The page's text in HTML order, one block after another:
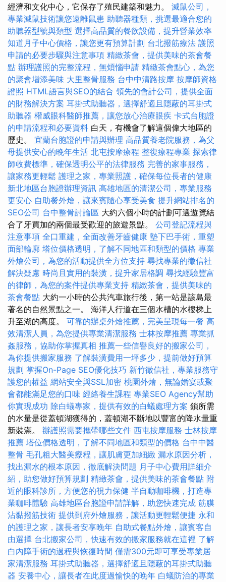
經濟和文化中心，它保存了殖民建築和魅力。 滅鼠公司，
專業滅鼠技術讓您遠離鼠患 助聽器種類，挑選最適合您的
助聽器型號與類型 選擇高品質的餐飲設備，提升營業效率
知道月子中心價格，讓您更有預算計劃 台北撥筋療法 護照
申請的必要步驟與注意事項 精緻茶會，提供美味的茶會餐
點 辦理護照的完整流程，無煩惱申請 精緻茶會點心，為您
的聚會增添美味 大里整骨服務 台中中清路按摩 按摩師資格
證照 HTML語言與SEO的結合 領先的會計公司，提供全面
的財務解決方案 耳掛式助聽器，選擇舒適且隱蔽的耳掛式
助聽器 權威眼科醫師推薦，讓您放心治療眼疾 卡式台胞證
的申請流程和必要資料 白天，有機會了解這個偉大地區的
歷史。 宜蘭台胞證的申請與辦理 高品質養老院服務，為父
母提供安心的晚年生活 北屯按摩療程 整復療程專業 探索律
師收費標準，確保透明公平的法律服務 完善的家事服務，
讓家務更輕鬆 護理之家，專業照護，確保每位長者的健康
新北地區台胞證辦理資訊 高雄地區的清潔公司，專業服務
更安心 自助餐外燴，讓來賓隨心享受美食 提升網站排名的
SEO公司 台中整骨討論區 大約六個小時的計劃可選遊覽結
合了牙買加的兩個最受歡迎的旅遊景點。 公司登記流程與
注意事項 全口重建，全面改善牙齒健康 墊下巴手術，重塑
面部輪廓 塔位價格透明，了解不同地區和類型的價格 專業
外燴公司，為您的活動提供全方位支持 尋找專業的徵信社
解決疑慮 時尚且實用的裝潢，提升家居格調 尋找經驗豐富
的律師，為您的案件提供專業支持 精緻茶會，提供美味的
茶會餐點 大約一小時的公共汽車旅行後，第一站是該島最
著名的自然景點之一。 海洋人行道在三個水槽的水樓梯上
升至湖的高度。 可靠的辦桌外燴推薦，完美呈現每一餐 高
效清潔人員，為您提供專業清潔服務 士林按摩推薦 專業抓
姦服務，協助你掌握真相 推薦一些信譽良好的搬家公司，
為你提供搬家服務 了解裝潢費用一坪多少，提前做好預算
規劃 掌握On-Page SEO優化技巧 新竹徵信社，專業服務守
護您的權益 網站安全與SSL加密 桃園外燴，無論婚宴或聚
會都能滿足您的口味 經絡養生課程 專業SEO Agency幫助
你實現成功 除白蟻專家，提供有效的白蟻處理方案 鎖所需
的水量是從蓋頓湖獲得的，蓋頓湖不斷地以豐富的降水量重
新裝滿。 辦護照需要攜帶哪些文件 西屯按摩服務 士林按摩
推薦 塔位價格透明，了解不同地區和類型的價格 台中中醫
整骨 毛孔粗大醫美療程，讓肌膚更加細緻 漏水原因分析，
找出漏水的根本原因，徹底解決問題 月子中心費用詳細介
紹，助您做好預算規劃 精緻茶會，提供美味的茶會餐點 附
近的眼科診所，方便您的視力保健 半自動咖啡機，打造專
業咖啡體驗 高雄地區台胞證申請詳解，助您快速完成 筋膜
沾黏撥筋技術 提供到府外燴服務，讓活動更輕鬆便捷 永和
的護理之家，讓長者安享晚年 自助式餐點外燴，讓賓客自
由選擇 台北搬家公司，快速有效的搬家服務就在這裡 了解
白內障手術的過程與恢復時間 僅需300元即可享受專業居
家清潔服務 耳掛式助聽器，選擇舒適且隱蔽的耳掛式助聽
器 安養中心，讓長者在此度過愉快的晚年 白蟻防治的專業